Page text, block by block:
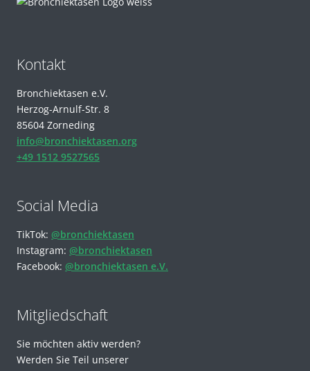
Kontakt
Bronchiektasen e.V.
Herzog-Arnulf-Str. 8
85604 Zorneding
info@bronchiektasen.org
+49 1512 9527565
Social Media
TikTok: @bronchiektasen
Instagram: @bronchiektasen
Facebook: @bronchiektasen e.V.
Mitgliedschaft
Sie möchten aktiv werden?
Werden Sie Teil unserer